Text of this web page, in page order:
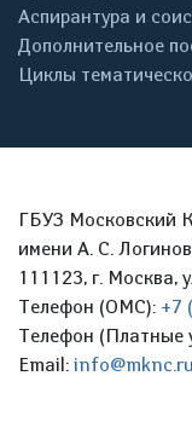
Аспирантура и
Дополнительное
Циклы
ГБУЗ Московский
имени А. С.
111123, г. Москва,
Телефон (ОМС): +7
Телефон (Платные
Email: info@mknc.ru